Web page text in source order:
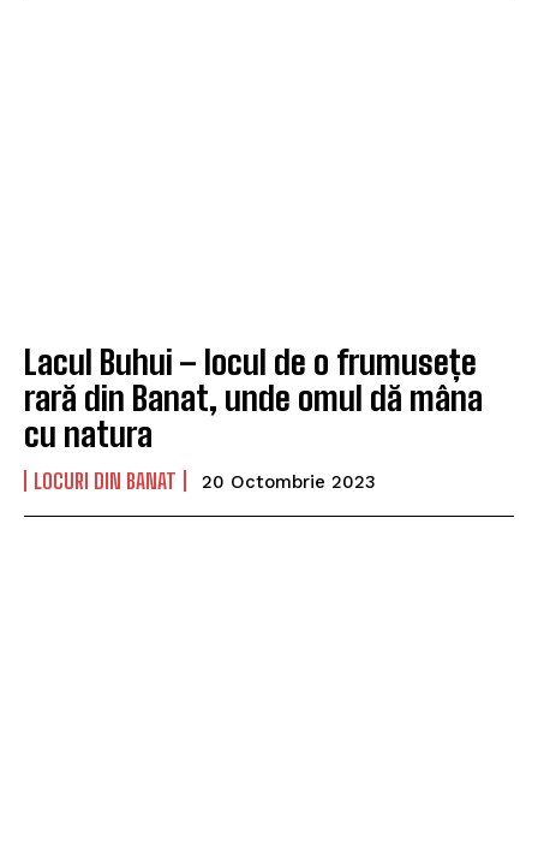
Lacul Buhui – locul de o frumusețe
rară din Banat, unde omul dă mâna
cu natura
LOCURI DIN BANAT 20 Octombrie 2023